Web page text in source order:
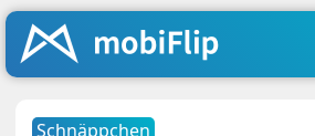
Schnäppchen